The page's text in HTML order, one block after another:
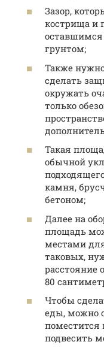
Зазор,
кострища и
грунтом;
Также
сделать
окружать
только
Такая
обычной
камня,
бетоном;
Далее на
площадь
местами
таковых,
расстояние
80
Чтобы
еды, можно
поместится
подвесить